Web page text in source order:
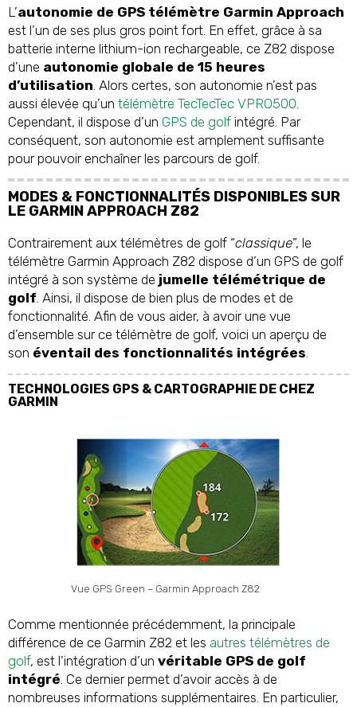
L’autonomie de GPS télémètre Garmin Approach
est l’un de ses plus gros point fort. En effet, grâce à sa
batterie interne lithium-ion rechargeable, ce Z82 dispose
d’une autonomie globale de 15 heures
d’utilisation . Alors certes, son autonomie n’est pas
aussi élevée qu’un télémètre TecTecTec VPRO500
Cependant, il dispose d’un GPS de golf intégré. Par
conséquent, son autonomie est amplement suffisante
pour pouvoir enchaîner les parcours de golf.
MODES & FONCTIONNALITÉS DISPONIBLES SUR
LE GARMIN APPROACH Z82
Contrairement aux télémètres de golf “classique”, le
télémètre Garmin Approach Z82 dispose d’un GPS de golf
intégré à son système de jumelle télémétrique de
golf. Ainsi, il dispose de bien plus de modes et de
fonctionnalité. Afin de vous aider, à avoir une vue
d’ensemble sur ce télémètre de golf, voici un aperçu de
son éventail des fonctionnalités intégrées.
TECHNOLOGIES GPS & CARTOGRAPHIE DE CHEZ
GARMIN
Vue GPS Green – Garmin Approach Z82
Comme mentionnée précédemment, la principale
différence de ce Garmin Z82 et les autres télémètres de
golf, est l’intégration d’un véritable GPS de golf
intégré. Ce dernier permet d’avoir accès à de
nombreuses informations supplémentaires. En particulier,